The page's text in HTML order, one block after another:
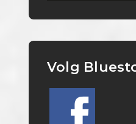
Volg